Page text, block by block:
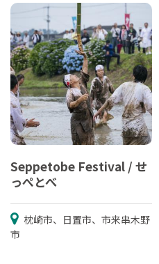
Seppetobe Festival / せ
っぺとべ
枕崎市、日置市、市来串木野
市